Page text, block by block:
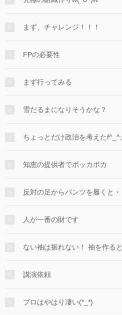
まず、チャレンジ！！！
FPの必要性
まず行ってみる
雪だるまになりそうかな？
ちょっとだけ政治を考えたf^_^;
知恵の提供者でポッカポカ
反対の足からパンツを履くと・
人が一番の財です
ない袖は振れない！ 袖を作る
講演依頼
プロはやはり凄い(*_*)